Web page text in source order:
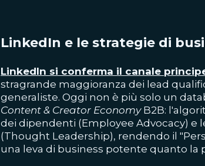
LinkedIn e le strategie di
LinkedIn si conferma il canale
stragrande maggioranza dei lead
generaliste. Oggi non è più solo un
Content & Creator EconomyB2B:
dei dipendenti (Employee Advocacy) e
(Thought Leadership), rendendo il
una leva di business potente quanto la